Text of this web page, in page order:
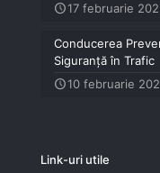
17 februarie
Conducerea
Siguranță în Trafic
10 februarie
Link-uri utile